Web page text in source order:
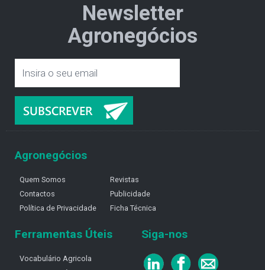
Newsletter
Agronegócios
Agronegócios
Quem Somos
Contactos
Política de Privacidade
Revistas
Publicidade
Ficha Técnica
Ferramentas Úteis
Vocabulário Agricola
Siga-nos